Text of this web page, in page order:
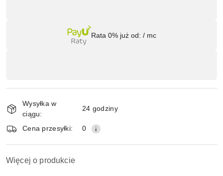
Rata 0% już od: / mc
Wysyłka w
ciągu:
24 godziny
Cena przesyłki: 0
Więcej o produkcie